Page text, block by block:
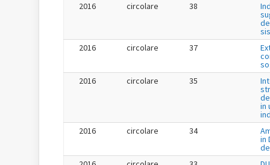
2016
circolare 38
2016
circolare 37
2016
circolare 35
in
2016
circolare 34
in